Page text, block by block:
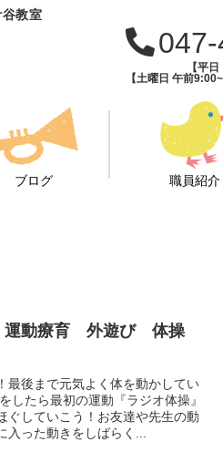
教室
【平
【土曜日 午前
ブログ 職員紹介
運動療育 外遊び 体操
最後まで元気よく体を動かしてい
たら最初の運動『ラジオ体操』
ぐしていこう！お友達や先生の動
った動きをしばらく...